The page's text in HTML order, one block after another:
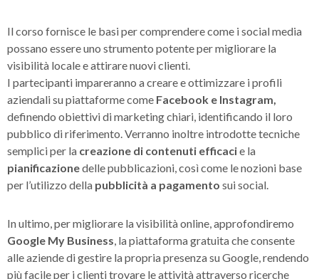
Il corso fornisce le basi per comprendere come i social media
possano essere uno strumento potente per migliorare la
visibilità locale e attirare nuovi clienti.
I partecipanti impareranno a creare e ottimizzare i profili
aziendali su piattaforme come Facebook e Instagram,
definendo obiettivi di marketing chiari, identificando il loro
pubblico di riferimento. Verranno inoltre introdotte tecniche
semplici per la creazione di contenuti efficacie la
pianificazionedelle pubblicazioni, così come le nozioni base
per l’utilizzo della pubblicità a pagamento sui social.
In ultimo, per migliorare la visibilità online, approfondiremo
Google My Business, la piattaforma gratuita che consente
alle aziende di gestire la propria presenza su Google, rendendo
più facile per i clienti trovare le attività attraverso ricerche